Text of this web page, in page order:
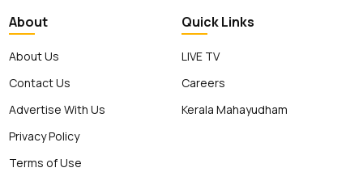
About
About Us
Contact Us
Advertise With Us
Privacy Policy
Terms of Use
Quick Links
LIVE TV
Careers
Kerala Mahayudham